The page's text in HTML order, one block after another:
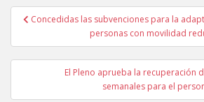
Navegación de
Concedidas las subvenciones para la
personas con movilidad
El Pleno aprueba la recuperación
semanales para el